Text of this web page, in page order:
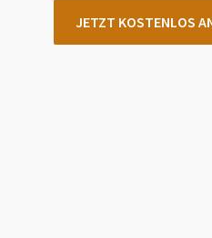
JETZT KOSTENLOS